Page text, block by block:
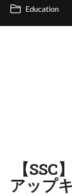
Education
【SSC
アップ